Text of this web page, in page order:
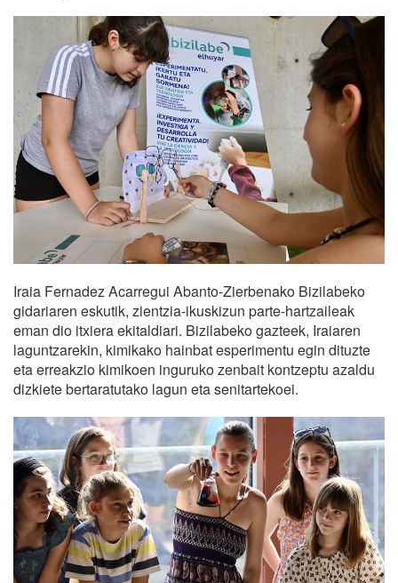
Iraia Fernadez Acarregui Abanto-Zierbenako Bizilabeko
gidariaren eskutik, zientzia-ikuskizun parte-hartzaileak
eman dio itxiera ekitaldiari. Bizilabeko gazteek, Iraiaren
laguntzarekin, kimikako hainbat esperimentu egin dituzte
eta erreakzio kimikoen inguruko zenbait kontzeptu azaldu
dizkiete bertaratutako lagun eta senitartekoei.